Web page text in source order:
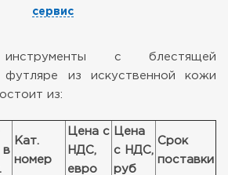
сервис
с блестящей
футляре из искуственной кожи
из:
Кат.
номер
Цена с
НДС,
евро
Цена
с НДС,
руб
Срок
поставки